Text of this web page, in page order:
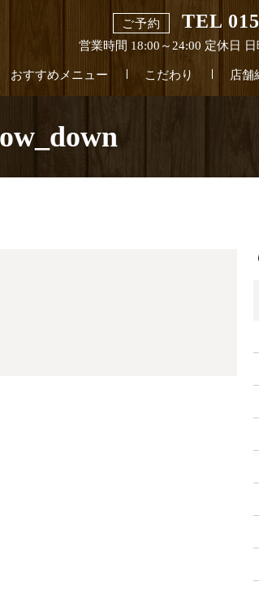
ご予約 TEL
営業時間 18:00～24:00 定休日
おすすめメニュー こだわり 店舗